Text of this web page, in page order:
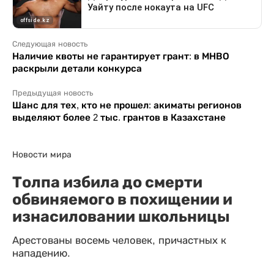
Следующая новость
Наличие квоты не гарантирует грант: в МНВО
раскрыли детали конкурса
Предыдущая новость
Шанс для тех, кто не прошел: акиматы регионов
выделяют более 2 тыс. грантов в Казахстане
Новости мира
Толпа избила до смерти
обвиняемого в похищении и
изнасиловании школьницы
Арестованы восемь человек, причастных к
нападению.